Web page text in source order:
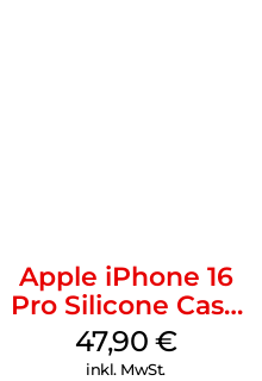
Apple iPhone 16
Pro Silicone Case
MagSafe Denim
47,90 €
inkl. MwSt.